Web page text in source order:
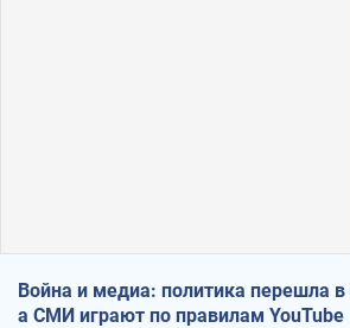
Война и медиа: политика перешла в
а СМИ играют по правилам YouTube